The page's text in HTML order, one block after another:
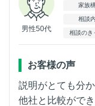
男性50代
家族
相談
相談のき
お客様の声
説明がとても分か
他社と比較がで